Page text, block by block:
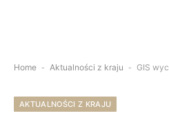
Home - Aktualności z kraju - GIS wycofuje
AKTUALNOŚCI Z KRAJU